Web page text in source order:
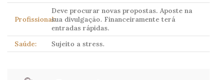
Profissional:
Deve procurar novas propostas. Aposte na
sua divulgação. Financeiramente terá
entradas rápidas.
Saúde:
Sujeito a stress.